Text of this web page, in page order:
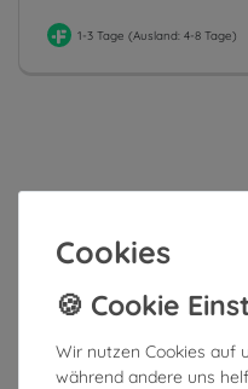
1-3 Tage (Ausland: 4-8 Tage)
Cookies
Wir nutzen Cookies auf
während andere uns